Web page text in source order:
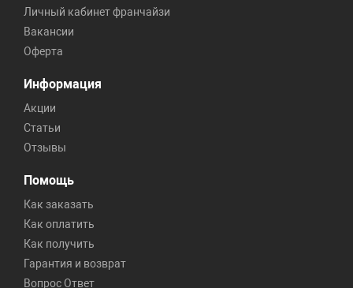
Личный кабинет франчайзи
Вакансии
Оферта
Информация
Акции
Статьи
Отзывы
Помощь
Как заказать
Как оплатить
Как получить
Гарантия и возврат
Вопрос Ответ